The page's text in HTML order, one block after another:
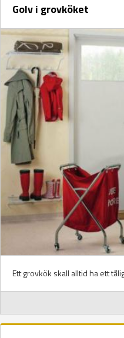
Golv i grovköket
Ett grovkök skall alltid ha ett